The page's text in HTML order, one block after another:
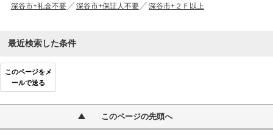
深谷市+礼金不要
深谷市+保証人不要 深谷市+２Ｆ以上
最近検索した条件
このページをメ
ールで送る
このページの先頭へ